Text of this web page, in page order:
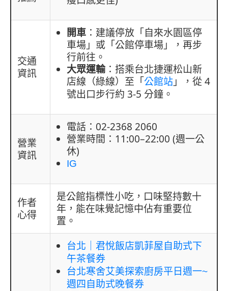
交通
資訊
開車 ：建議停放「自來水園區停
車場」或「公館停車場」，再步
行前往。
大眾運輸：搭乘台北捷運松山新
店線（綠線）至「公館站 」，從 4
號出口步行約 3-5 分鐘。
營業
資訊
電話：02-2368 2060
營業時間：11:00–22:00 (週一公
休)
IG
作者
心得
是公館指標性小吃，口味堅持數十
年，能在味覺記憶中佔有重要位
置。
台北｜君悅飯店凱菲屋自助式下
午茶餐券
台北寒舍艾美探索廚房平日週一~
週四自助式晚餐券